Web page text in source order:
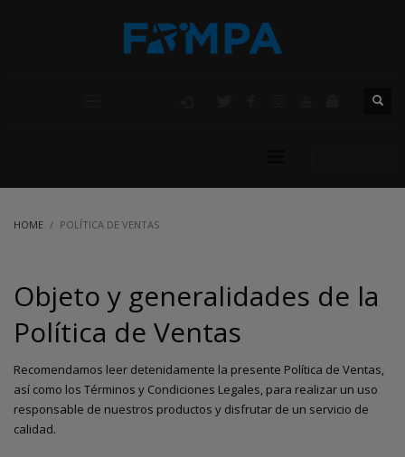
HOME POLÍTICA DE VENTAS
Objeto y generalidades de la
Política de Ventas
Recomendamos leer detenidamente la presente Política de Ventas,
así como los Términos y Condiciones Legales, para realizar un uso
responsable de nuestros productos y disfrutar de un servicio de
calidad.